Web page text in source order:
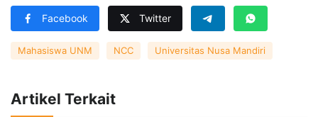
Facebook Twitter
Mahasiswa UNM NCC Universitas Nusa Mandiri
Artikel Terkait